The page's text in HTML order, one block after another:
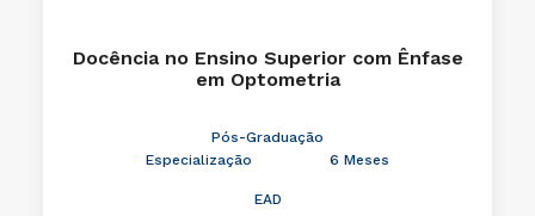
Docência no Ensino Superior com Ênfase
em Optometria
Pós-Graduação
Especialização
6 Meses
EAD